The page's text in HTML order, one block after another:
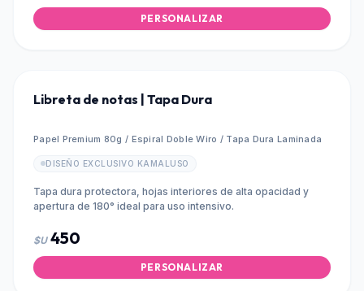
PERSONALIZAR
Libreta de notas | Tapa Dura
Papel Premium 80g / Espiral Doble Wiro / Tapa Dura Laminada
DISEÑO EXCLUSIVO KAMALUSO
Tapa dura protectora, hojas interiores de alta opacidad y
apertura de 180° ideal para uso intensivo.
$U 450
PERSONALIZAR